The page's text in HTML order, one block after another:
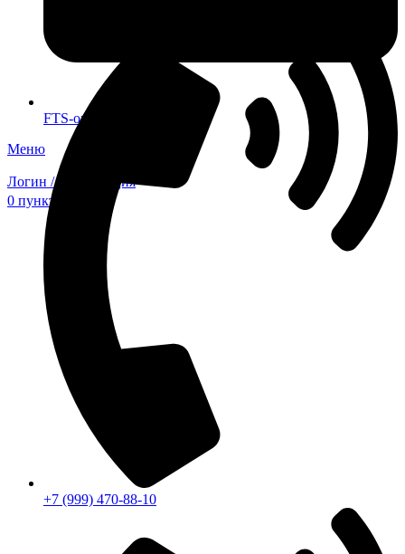
FTS-omsk@mail.ru
Меню
Логин / Регистрация
0 пунктов
+7 (999) 470-88-10